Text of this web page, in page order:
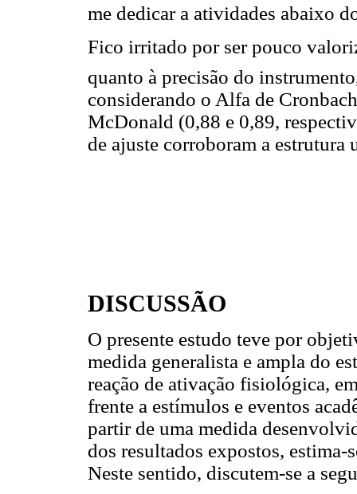
me dedicar a atividades abaixo
Fico irritado por ser pouco
quanto à precisão do
considerando o Alfa de
McDonald (0,88 e 0,89,
de ajuste corroboram a
DISCUSSÃO
O presente estudo teve por
medida generalista e ampla do
reação de ativação fisiológica,
frente a estímulos e eventos
partir de uma medida
dos resultados expostos,
Neste sentido, discutem-se a